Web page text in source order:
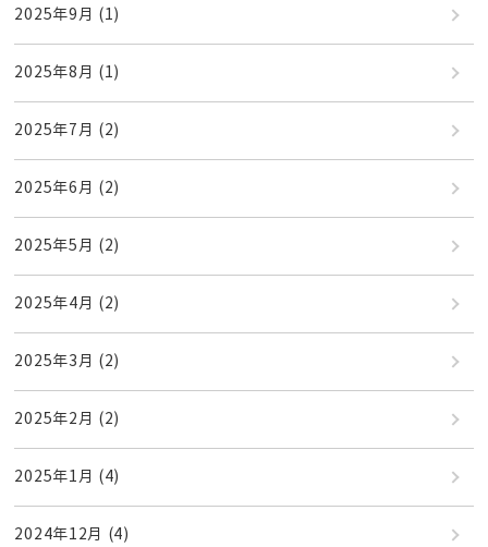
2025年9月 (1)
2025年8月 (1)
2025年7月 (2)
2025年6月 (2)
2025年5月 (2)
2025年4月 (2)
2025年3月 (2)
2025年2月 (2)
2025年1月 (4)
2024年12月 (4)